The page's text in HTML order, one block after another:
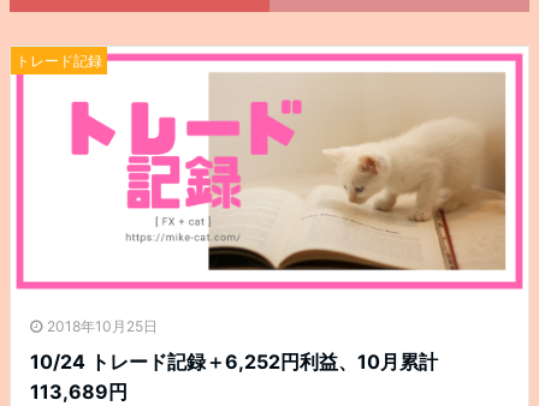
トレード記録
2018年10月25日
10/24 トレード記録＋6,252円利益、10月累計
113,689円